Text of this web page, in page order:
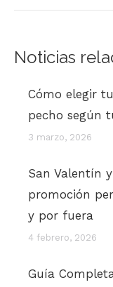
Noticias
Cómo elegir
pecho según
3 marzo, 2026
San Valentín
promoción
y por fuera
4 febrero, 2026
Guía